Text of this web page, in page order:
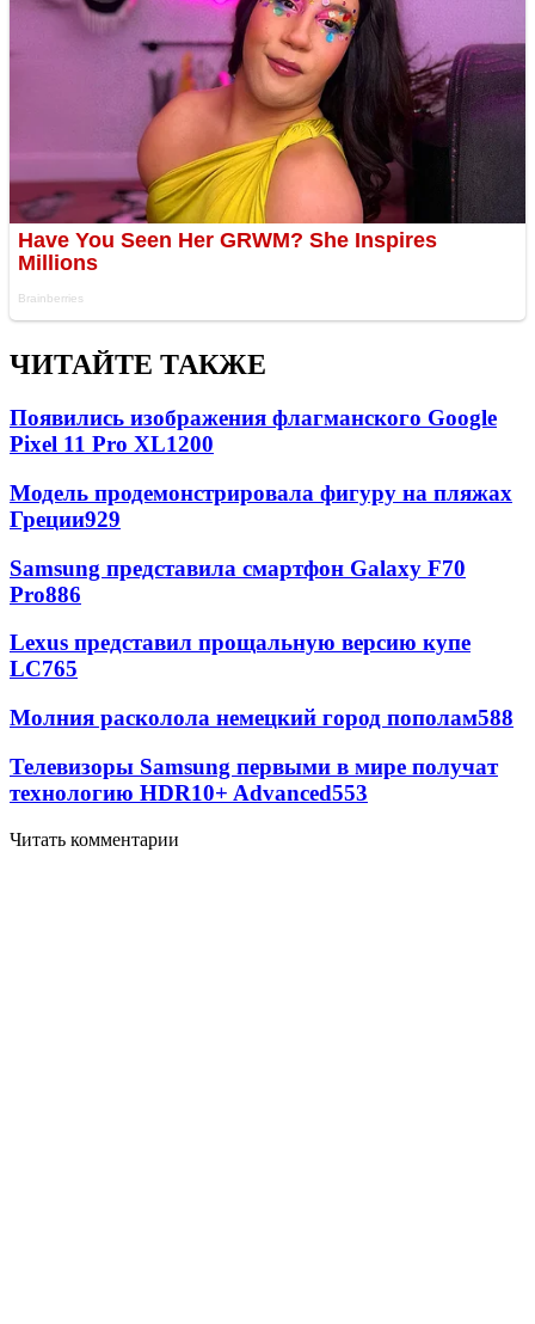
ЧИТАЙТЕ ТАКЖЕ
Появились изображения флагманского Google
Pixel 11 Pro XL1200
Модель продемонстрировала фигуру на пляжах
Греции929
Samsung представила смартфон Galaxy F70
Pro886
Lexus представил прощальную версию купе
LC765
Молния расколола немецкий город пополам588
Телевизоры Samsung первыми в мире получат
технологию HDR10+ Advanced553
Читать комментарии